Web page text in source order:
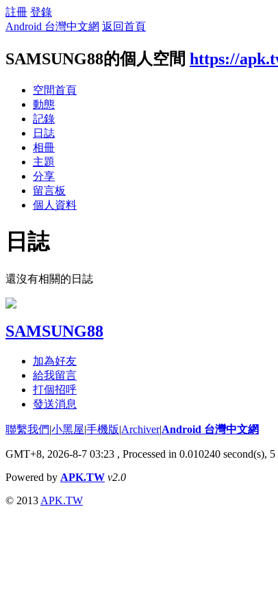
註冊 登錄
Android 台灣中文網 返回首頁
SAMSUNG88的個人空間 https://
空間首頁
動態
記錄
日誌
相冊
主題
分享
留言板
個人資料
日誌
還沒有相關的日誌
SAMSUNG88
加為好友
給我留言
打個招呼
發送消息
聯繫我們|小黑屋|手機版|Archiver|Android 台灣中文網
GMT+8, 2026-8-7 03:23 , Processed in 0.010240 second(s),
Powered by APK.TW v2.0
© 2013 APK.TW